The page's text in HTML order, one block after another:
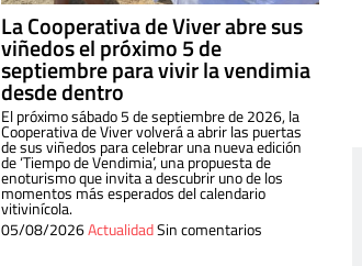
La Cooperativa de Viver abre sus
viñedos el próximo 5 de
septiembre para vivir la vendimia
desde dentro
El próximo sábado 5 de septiembre de 2026, la
Cooperativa de Viver volverá a abrir las puertas
de sus viñedos para celebrar una nueva edición
de ‘Tiempo de Vendimia’, una propuesta de
enoturismo que invita a descubrir uno de los
momentos más esperados del calendario
vitivinícola.
05/08/2026ActualidadSin comentarios